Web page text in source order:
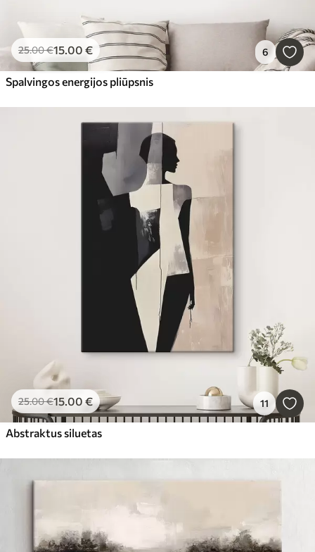
25.00€15.00 € 6
Spalvingos energijos pliūpsnis
25.00€15.00 € 11
Abstraktus siluetas